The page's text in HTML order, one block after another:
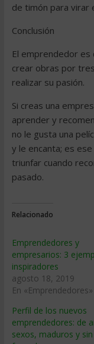
de timón para virar
Conclusión
El emprendedor es
crear obras por
realizar su pasión.
Si creas una
aprender y
no le gusta una
y le encanta; es
triunfar cuando
pasado.
Relacionado
Emprendedores y
empresarios: 3
inspiradores
agosto 18, 2019
En «Emprendedores»
Perfil de los nuevos
emprendedores: de
sexos, maduros y